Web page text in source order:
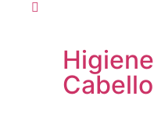
Higiene
Cabello